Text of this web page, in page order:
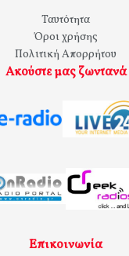
Ταυτότητα
Όροι χρήσης
Πολιτική Απορρήτου
Ακούστε μας ζωντανά
Επικοινωνία